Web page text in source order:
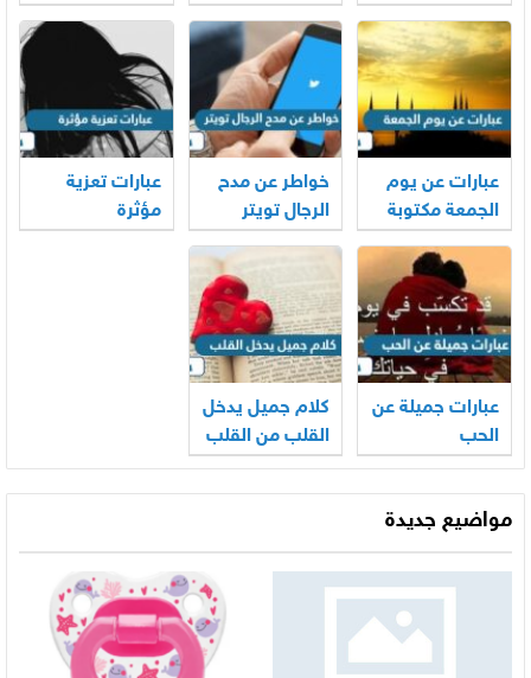
عبارات عن يوم
الجمعة مكتوبة
خواطر عن مدح
الرجال تويتر
عبارات تعزية
مؤثرة
عبارات جميلة عن
الحب
كلام جميل يدخل
القلب من القلب
مواضيع جديدة